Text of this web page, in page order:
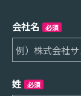
会社名 必須
姓 必須